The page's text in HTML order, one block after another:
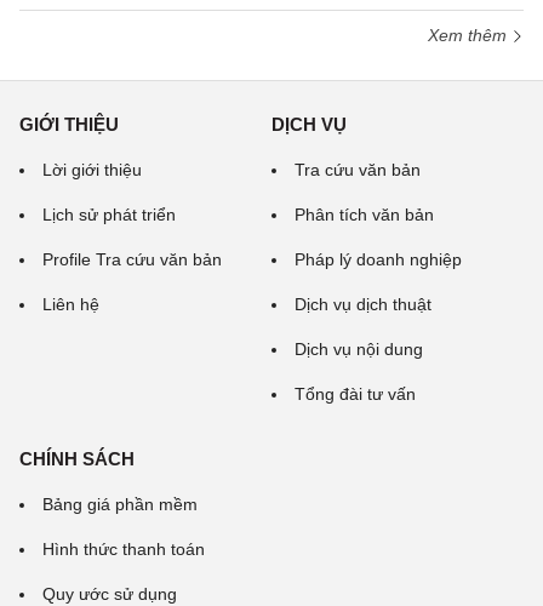
Xem thêm
GIỚI THIỆU
Lời giới thiệu
Lịch sử phát triển
Profile Tra cứu văn bản
Liên hệ
DỊCH VỤ
Tra cứu văn bản
Phân tích văn bản
Pháp lý doanh nghiệp
Dịch vụ dịch thuật
Dịch vụ nội dung
Tổng đài tư vấn
CHÍNH SÁCH
Bảng giá phần mềm
Hình thức thanh toán
Quy ước sử dụng